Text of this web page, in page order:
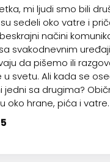
mi ljudi smo bili
sedeli oko vatre i
načini
svakodnevnim
da pišemo ili
svetu. Ali kada se
jedni sa drugima?
oko hrane, pića i vatre.